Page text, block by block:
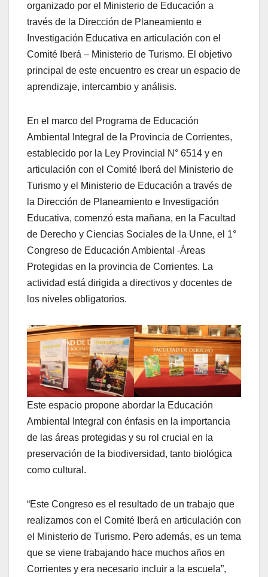
organizado por el Ministerio de Educación a
través de la Dirección de Planeamiento e
Investigación Educativa en articulación con el
Comité Iberá – Ministerio de Turismo. El objetivo
principal de este encuentro es crear un espacio de
aprendizaje, intercambio y análisis.
En el marco del Programa de Educación
Ambiental Integral de la Provincia de Corrientes,
establecido por la Ley Provincial N° 6514 y en
articulación con el Comité Iberá del Ministerio de
Turismo y el Ministerio de Educación a través de
la Dirección de Planeamiento e Investigación
Educativa, comenzó esta mañana, en la Facultad
de Derecho y Ciencias Sociales de la Unne, el 1°
Congreso de Educación Ambiental -Áreas
Protegidas en la provincia de Corrientes. La
actividad está dirigida a directivos y docentes de
los niveles obligatorios.
Este espacio propone abordar la Educación
Ambiental Integral con énfasis en la importancia
de las áreas protegidas y su rol crucial en la
preservación de la biodiversidad, tanto biológica
como cultural.
“Este Congreso es el resultado de un trabajo que
realizamos con el Comité Iberá en articulación con
el Ministerio de Turismo. Pero además, es un tema
que se viene trabajando hace muchos años en
Corrientes y era necesario incluir a la escuela”,